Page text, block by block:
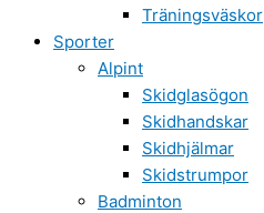
Träningsväskor
Sporter
Alpint
Skidglasögon
Skidhandskar
Skidhjälmar
Skidstrumpor
Badminton